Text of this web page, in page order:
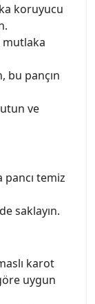
koruyucu
bu pançın
ve
temiz
saklayın.
karot
uygun